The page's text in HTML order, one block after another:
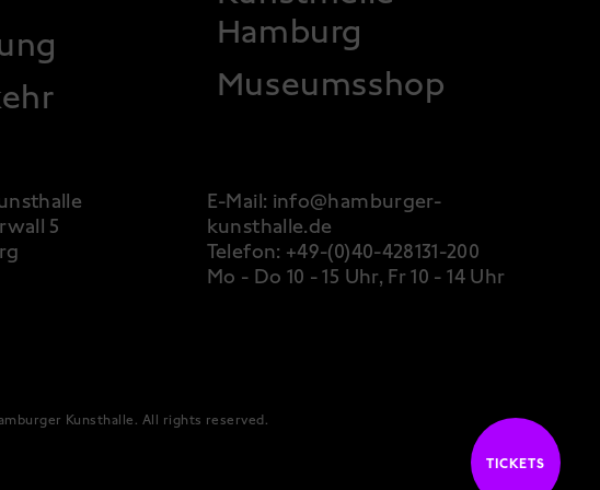
Hamburg
Museumsshop
5
E-Mail: info@hamburger-
kunsthalle.de
Telefon: +49-(0)40-428131-200
Mo - Do 10 - 15 Uhr, Fr 10 - 14 Uhr
Kunsthalle. All rights reserved.
TICKETS